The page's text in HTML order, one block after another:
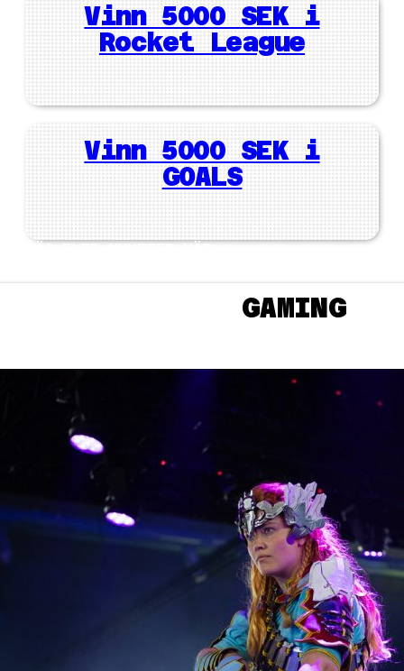
Vinn 5000 SEK i
Rocket League
Vinn 5000 SEK i
GOALS
LÄS FLER NYHETER HÄR
GAMING